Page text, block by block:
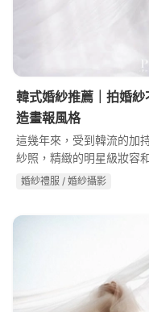
韓式婚紗推薦｜拍婚
造畫報風格
這幾年來，受到韓流的加
紗照，精緻的明星級妝容
韓劇中的女主角一樣，超
婚紗禮服 / 婚紗攝影